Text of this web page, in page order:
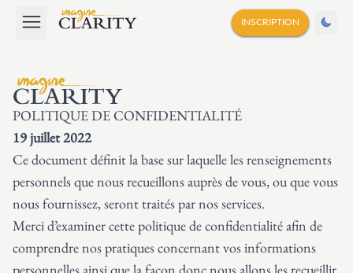
INSCRIPTION
POLITIQUE DE CONFIDENTIALITÉ
19 juillet 2022
Ce document définit la base sur laquelle les renseignements
personnels que nous recueillons auprès de vous, ou que vous
nous fournissez, seront traités par nos services.
Merci d’examiner cette politique de confidentialité afin de
comprendre nos pratiques concernant vos informations